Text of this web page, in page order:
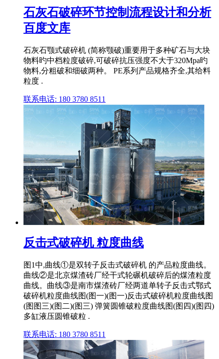
石灰石破碎环节控制流程设计和分析
百度文库
石灰石颚式破碎机 (简称颚破)重要用于多种矿石与大块
物料旳中档粒度破碎,可破碎抗压强度不大于320Mpa旳
物料,分粗破和细破两种。 PE系列产品规格齐全,其给料
粒度 .
联系电话: 180 3780 8511
反击式破碎机 粒度曲线
图1中,曲线①是双转子反击式破碎机 的产品粒度曲线。
曲线②是北京煤渣砖厂经干式轮碾机破碎后的煤渣粒度
曲线。曲线③是南市煤渣砖厂经两道单转子反击式鄂式
破碎机粒度曲线图(图一)(图一)反击式破碎机粒度曲线图
(图图三)(图二)(图三) 弹簧圆锥破粒度曲线图(图四)(图四)
多缸液压圆锥破粒 .
联系电话: 180 3780 8511